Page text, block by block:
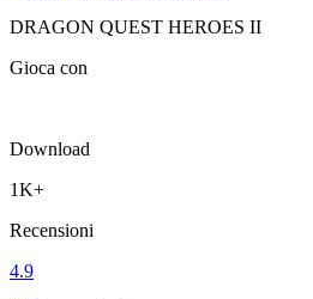
DRAGON QUEST HEROES II
Gioca con
Download
1K+
Recensioni
4.9